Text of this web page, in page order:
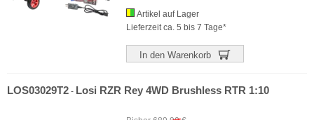
Artikel auf Lager
Lieferzeit ca. 5 bis 7 Tage*
In den Warenkorb
LOS03029T2 - Losi RZR Rey 4WD Brushless RTR 1:10